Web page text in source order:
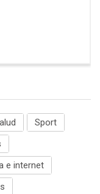
Sport
e internet